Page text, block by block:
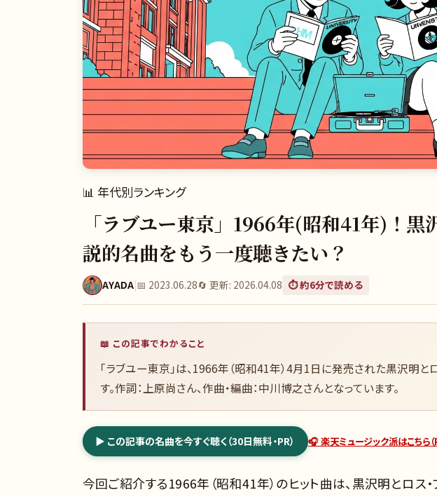
📊 年代別ランキング
「ラブユー東京」1966年(昭和41年)！
説的名曲をもう一度聴きたい？
AYADA|📅 2023.06.28🔄 更新: 2026.04.08 ⏱️ 約6分で読める
📖 この記事でわかること
「ラブユー東京」は、1966年（昭和41年）4月1日に発売された黒沢明と
す。作詞：上原尚さん、作曲・編曲：中川博之さんとなっています。
▶ この記事の名曲を今すぐ聴く（30日無料・PR） 🎧 楽天ミュージック派はこちら（
今回ご紹介する1966年（昭和41年）のヒット曲は、黒沢明とロス・